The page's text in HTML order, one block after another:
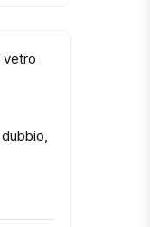
vetro